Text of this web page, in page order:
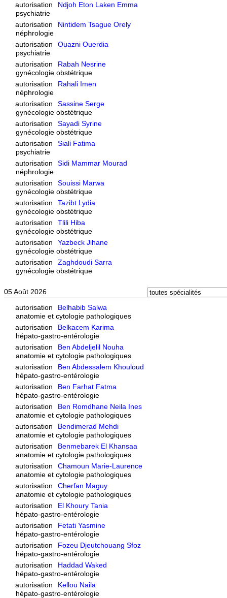
autorisation
Ndjoh Eton Laken Emma
psychiatrie
autorisation
Nintidem Tsague Orely
néphrologie
autorisation
Ouazni Ouerdia
psychiatrie
autorisation
Rabah Nesrine
gynécologie obstétrique
autorisation
Rahali Imen
néphrologie
autorisation
Sassine Serge
gynécologie obstétrique
autorisation
Sayadi Syrine
gynécologie obstétrique
autorisation
Siali Fatima
psychiatrie
autorisation
Sidi Mammar Mourad
néphrologie
autorisation
Souissi Marwa
gynécologie obstétrique
autorisation
Tazibt Lydia
gynécologie obstétrique
autorisation
Tlili Hiba
gynécologie obstétrique
autorisation
Yazbeck Jihane
gynécologie obstétrique
autorisation
Zaghdoudi Sarra
gynécologie obstétrique
05 Août 2026
autorisation
Belhabib Salwa
anatomie et cytologie pathologiques
autorisation
Belkacem Karima
hépato-gastro-entérologie
autorisation
Ben Abdeljelil Nouha
anatomie et cytologie pathologiques
autorisation
Ben Abdessalem Khouloud
hépato-gastro-entérologie
autorisation
Ben Farhat Fatma
hépato-gastro-entérologie
autorisation
Ben Romdhane Neila Ines
anatomie et cytologie pathologiques
autorisation
Bendimerad Mehdi
anatomie et cytologie pathologiques
autorisation
Benmebarek El Khansaa
anatomie et cytologie pathologiques
autorisation
Chamoun Marie-Laurence
anatomie et cytologie pathologiques
autorisation
Cherfan Maguy
anatomie et cytologie pathologiques
autorisation
El Khoury Tania
hépato-gastro-entérologie
autorisation
Fetati Yasmine
hépato-gastro-entérologie
autorisation
Fozeu Djeutchouang Sfoz
hépato-gastro-entérologie
autorisation
Haddad Waked
hépato-gastro-entérologie
autorisation
Kellou Naila
hépato-gastro-entérologie